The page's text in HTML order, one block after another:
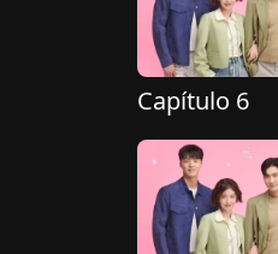
Capítulo 6